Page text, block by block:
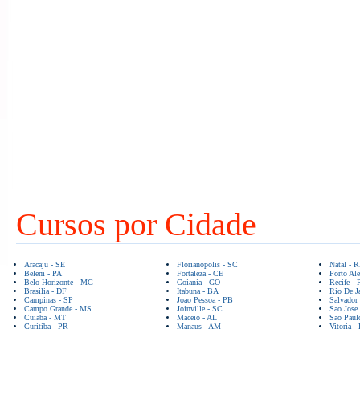
Cursos por Cidade
Aracaju - SE
Belem - PA
Belo Horizonte - MG
Brasilia - DF
Campinas - SP
Campo Grande - MS
Cuiaba - MT
Curitiba - PR
Florianopolis - SC
Fortaleza - CE
Goiania - GO
Itabuna - BA
Joao Pessoa - PB
Joinville - SC
Maceio - AL
Manaus - AM
Natal -
Porto
Recife -
Rio De
Sao
Sao
Vitoria -